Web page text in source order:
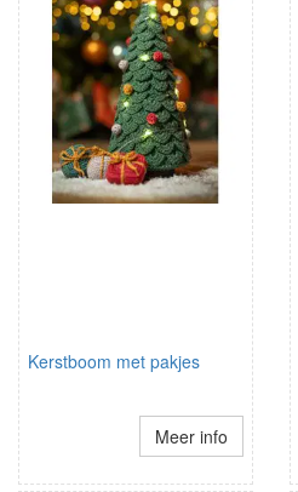
Kerstboom met pakjes
Meer info